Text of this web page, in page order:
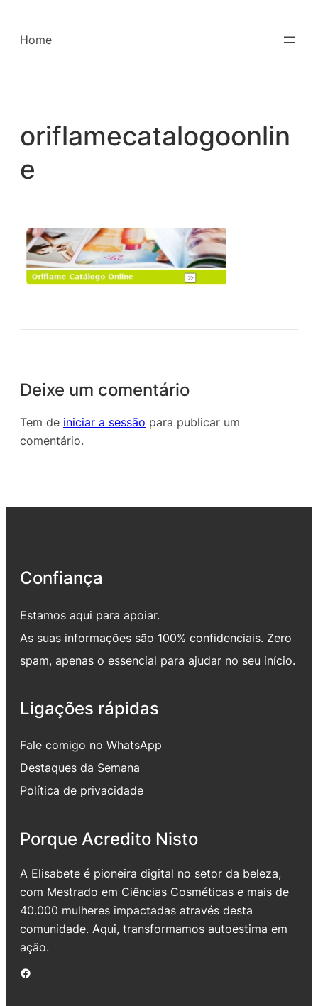
para
Home
oriflamecatalogoonlin
e
Deixe um comentário
Tem de iniciar a sessão para publicar um
comentário.
Confiança
Estamos aqui para apoiar.
As suas informações são 100% confidenciais. Zero
spam, apenas o essencial para ajudar no seu início.
Ligações rápidas
Fale comigo no WhatsApp
Destaques da Semana
Política de privacidade
Porque Acredito Nisto
A Elisabete é pioneira digital no setor da beleza,
com Mestrado em Ciências Cosméticas e mais de
40.000 mulheres impactadas através desta
comunidade. Aqui, transformamos autoestima em
ação.
Facebook